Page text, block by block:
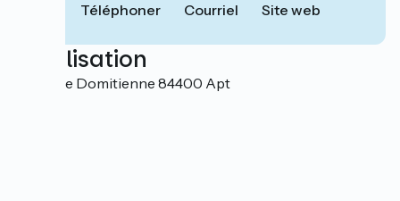
Téléphoner Courriel Site web
Localisation
523, Voie Domitienne 84400 Apt